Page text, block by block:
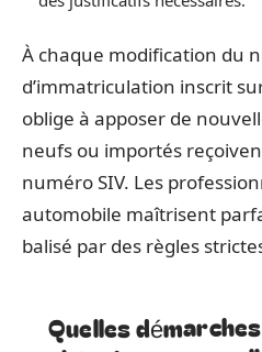
À chaque modification du
d’immatriculation inscrit
oblige à apposer de
neufs ou importés
numéro SIV. Les
automobile maîtrisent
balisé par des règles
Quelles